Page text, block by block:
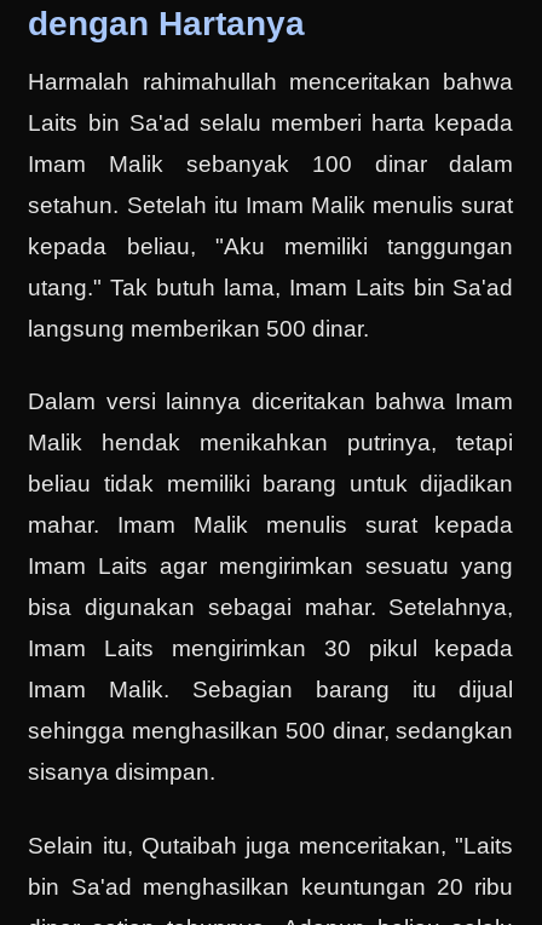
dengan Hartanya
Harmalah rahimahullah menceritakan bahwa
Laits bin Sa'ad selalu memberi harta kepada
Imam Malik sebanyak 100 dinar dalam
setahun. Setelah itu Imam Malik menulis surat
kepada beliau, "Aku memiliki tanggungan
utang." Tak butuh lama, Imam Laits bin Sa'ad
langsung memberikan 500 dinar.
Dalam versi lainnya diceritakan bahwa Imam
Malik hendak menikahkan putrinya, tetapi
beliau tidak memiliki barang untuk dijadikan
mahar. Imam Malik menulis surat kepada
Imam Laits agar mengirimkan sesuatu yang
bisa digunakan sebagai mahar. Setelahnya,
Imam Laits mengirimkan 30 pikul kepada
Imam Malik. Sebagian barang itu dijual
sehingga menghasilkan 500 dinar, sedangkan
sisanya disimpan.
Selain itu, Qutaibah juga menceritakan, "Laits
bin Sa'ad menghasilkan keuntungan 20 ribu